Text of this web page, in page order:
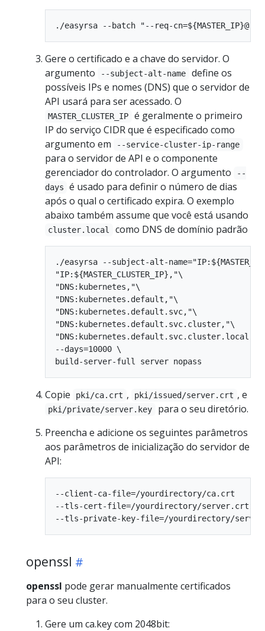
Gere o certificado e a chave do servidor. O
argumento
--subject-alt-name
define os
possíveis IPs e nomes (DNS) que o servidor de
API usará para ser acessado. O
MASTER_CLUSTER_IP
é geralmente o primeiro
IP do serviço CIDR que é especificado como
argumento em
--service-cluster-ip-range
para o servidor de API e o componente
gerenciador do controlador. O argumento
--
days
é usado para definir o número de dias
após o qual o certificado expira. O exemplo
abaixo também assume que você está usando
cluster.local como DNS de domínio padrão
./easyrsa --subject-alt-
"IP:${MASTER_CLUSTER_IP},"\
"DNS:kubernetes,"\
"DNS:kubernetes.default,"\
"DNS:kubernetes.default.svc,"\
"DNS:kubernetes.default.svc.cluster,"\
"DNS:kubernetes.default.svc.cluster.local" \
--days=10000 \
Copie pki/ca.crt , pki/issued/server.crt , e
pki/private/server.key
para o seu diretório.
Preencha e adicione os seguintes parâmetros
aos parâmetros de inicialização do servidor de
API:
--client-ca-file=/yourdirectory/ca.crt
--tls-cert-file=/yourdirectory/server.crt
openssl
openssl pode gerar manualmente certificados
para o seu cluster.
Gere um ca.key com 2048bit: